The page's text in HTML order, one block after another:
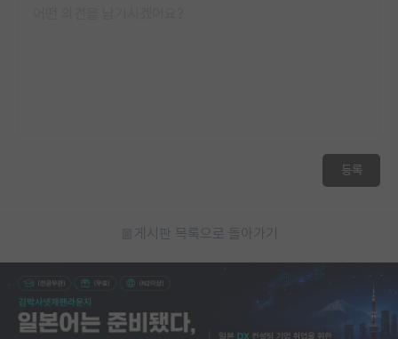
등록
게시판 목록으로 돌아가기